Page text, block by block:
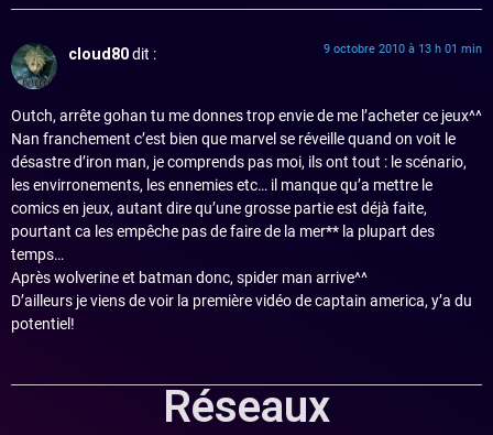
cloud80dit : 9 octobre 2010 à 13 h 01 min
Outch, arrête gohan tu me donnes trop envie de me l’acheter ce jeux^^
Nan franchement c’est bien que marvel se réveille quand on voit le
désastre d’iron man, je comprends pas moi, ils ont tout : le scénario,
les envirronements, les ennemies etc… il manque qu’a mettre le
comics en jeux, autant dire qu’une grosse partie est déjà faite,
pourtant ca les empêche pas de faire de la mer** la plupart des
temps…
Après wolverine et batman donc, spider man arrive^^
D’ailleurs je viens de voir la première vidéo de captain america, y’a du
potentiel!
Réseaux